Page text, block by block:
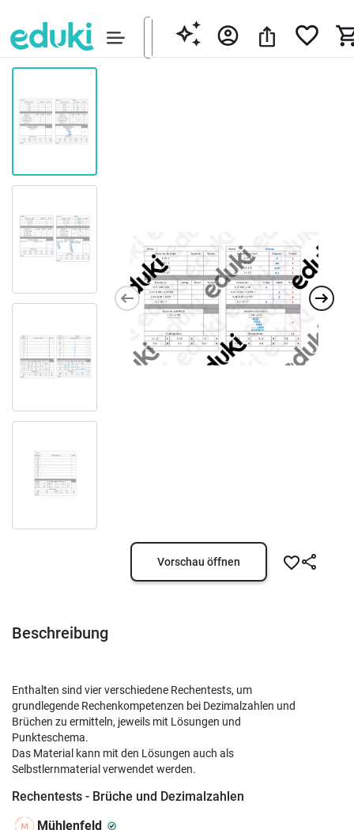
Vorschau öffnen
Beschreibung
Enthalten sind vier verschiedene Rechentests, um
grundlegende Rechenkompetenzen bei Dezimalzahlen und
Brüchen zu ermitteln, jeweils mit Lösungen und
Punkteschema.
Das Material kann mit den Lösungen auch als
Selbstlernmaterial verwendet werden.
Rechentests - Brüche und Dezimalzahlen
Mühlenfeld